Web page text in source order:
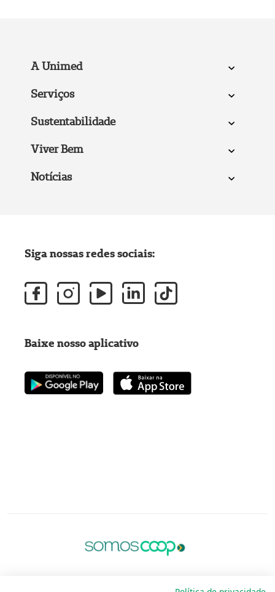
A Unimed
Serviços
Sustentabilidade
Viver Bem
Notícias
Siga nossas redes sociais:
Baixe nosso aplicativo